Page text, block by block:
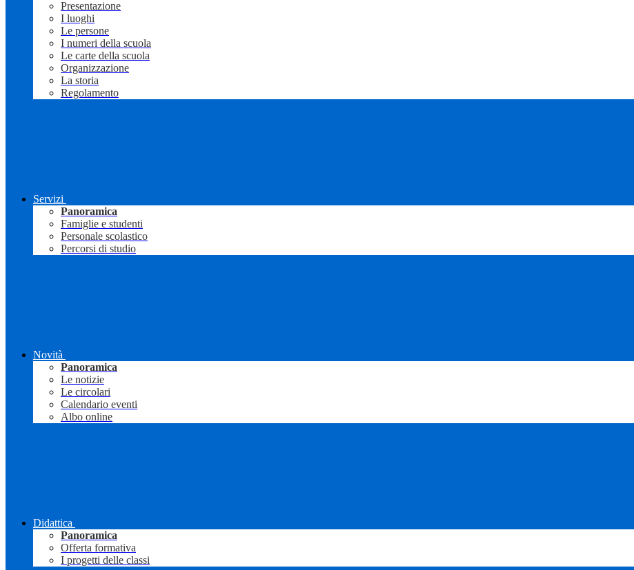
Presentazione
I luoghi
Le persone
I numeri della scuola
Le carte della scuola
Organizzazione
La storia
Regolamento
Servizi
Panoramica
Famiglie e studenti
Personale scolastico
Percorsi di studio
Novità
Panoramica
Le notizie
Le circolari
Calendario eventi
Albo online
Didattica
Panoramica
Offerta formativa
I progetti delle classi